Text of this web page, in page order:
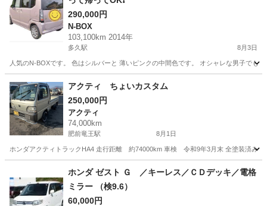
290,000円
N-BOX
103,100km 2014年
多久駅 8月3日
人気のN-BOXです。 色はシルバーと 薄いピンクの中間色です。 オシャレな男子でも
佐賀 多久市 多久駅 N-BOX
アクティ ちょいカスタム
250,000円
アクティ
74,000km
肥前竜王駅 8月1日
ホンダアクティトラックHA4 走行距離 約74000km 車検 令和9年3月末 全塗装済み（
肥前竜王駅 アクティ
ホンダ ゼスト Ｇ ／キーレス／ＣＤデッキ／電格
ミラー （検9.6）
60,000円